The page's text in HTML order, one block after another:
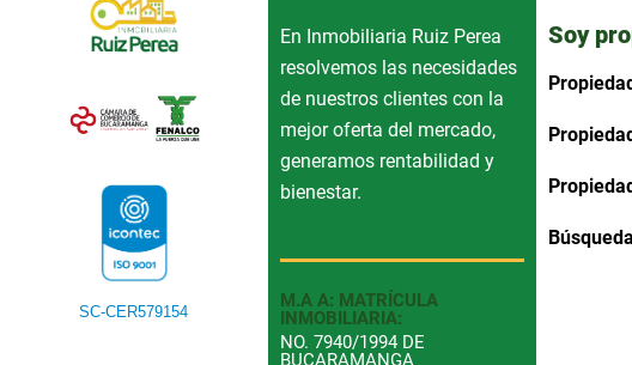
SC-CER579154
En Inmobiliaria Ruiz Perea
resolvemos las necesidades
de nuestros clientes con la
mejor oferta del mercado,
generamos rentabilidad y
bienestar.
M.A A: MATRÍCULA
INMOBILIARIA:
NO. 7940/1994 DE
BUCARAMANGA
Soy